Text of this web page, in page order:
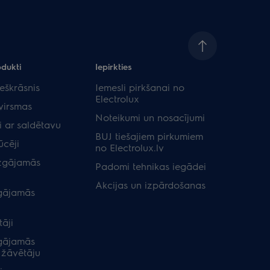
ar saldētavu
Iepirkties
Iemesli pirkšanai no
Electrolux
Noteikumi un nosacījumi
BUJ tiešajiem pirkumiem
no Electrolux.lv
Padomi tehnikas iegādei
Akcijas un izpārdošanas